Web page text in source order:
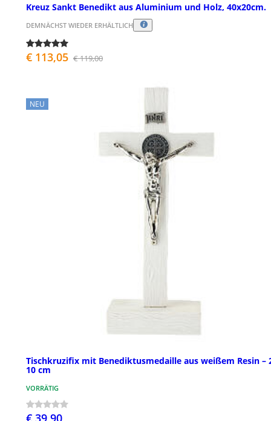
Kreuz Sankt Benedikt aus Aluminium und Holz, 40x20cm.
DEMNÄCHST WIEDER ERHÄLTLICH
€ 113,05 € 119,00
NEU
Tischkruzifix mit Benediktusmedaille aus weißem Resin –
10 cm
VORRÄTIG
€ 39,90